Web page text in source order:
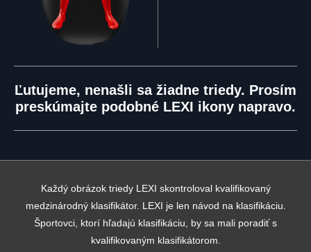
Ľutujeme, nenašli sa žiadne triedy. Prosím
preskúmajte podobné LEXI ikony napravo.
Každý obrázok triedy LEXI skontroloval kvalifikovaný
medzinárodný klasifikátor. LEXI je len návod na klasifikáciu.
Športovci, ktorí hľadajú klasifikáciu, by sa mali poradiť s
kvalifikovaným klasifikátorom.